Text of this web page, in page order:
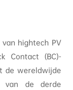
hightech PV
Contact (BC)-
de wereldwijde
van de derde